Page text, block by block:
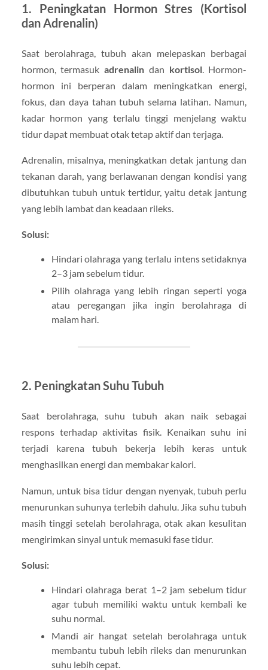
1. Peningkatan Hormon Stres (Kortisol
dan Adrenalin)
Saat berolahraga, tubuh akan melepaskan berbagai
hormon, termasukadrenalin dan kortisol. Hormon-
hormon ini berperan dalam meningkatkan energi,
fokus, dan daya tahan tubuh selama latihan. Namun,
kadar hormon yang terlalu tinggi menjelang waktu
tidur dapat membuat otak tetap aktif dan terjaga.
Adrenalin, misalnya, meningkatkan detak jantung dan
tekanan darah, yang berlawanan dengan kondisi yang
dibutuhkan tubuh untuk tertidur, yaitu detak jantung
yang lebih lambat dan keadaan rileks.
Solusi:
Hindari olahraga yang terlalu intens setidaknya
2–3 jam sebelum tidur.
Pilih olahraga yang lebih ringan seperti yoga
atau peregangan jika ingin berolahraga di
malam hari.
2. Peningkatan Suhu Tubuh
Saat berolahraga, suhu tubuh akan naik sebagai
respons terhadap aktivitas fisik. Kenaikan suhu ini
terjadi karena tubuh bekerja lebih keras untuk
menghasilkan energi dan membakar kalori.
Namun, untuk bisa tidur dengan nyenyak, tubuh perlu
menurunkan suhunya terlebih dahulu. Jika suhu tubuh
masih tinggi setelah berolahraga, otak akan kesulitan
mengirimkan sinyal untuk memasuki fase tidur.
Solusi:
Hindari olahraga berat 1–2 jam sebelum tidur
agar tubuh memiliki waktu untuk kembali ke
suhu normal.
Mandi air hangat setelah berolahraga untuk
membantu tubuh lebih rileks dan menurunkan
suhu lebih cepat.